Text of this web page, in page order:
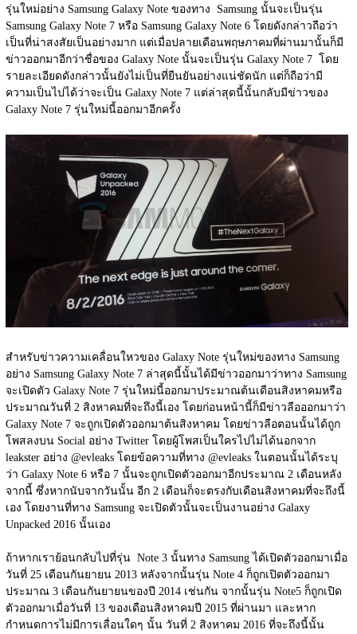
รุ่นใหม่อย่าง Samsung Galaxy Note ของทาง  Samsung นั้นจะเป็นรุ่น
Samsung Galaxy Note 7 หรือ Samsung Galaxy Note 6 โดยดังกล่าวถือว่า
เป็นที่น่าสงสัยเป็นอย่างมาก แต่เมื่อปลายเดือนพฤษภาคมที่ผ่านมานั้นก็มี
ข่าวออกมาอีกว่าชื่อของ Galaxy Note นั้นจะเป็นรุ่น Galaxy Note 7  โดย
รายละเอียดดังกล่าวนั้นยังไม่เป็นที่ยืนยันอย่างแน่ชัดนัก แต่ก็ถือว่ามี
ความเป็นไปได้ว่าจะเป็น Galaxy Note 7 แต่ล่าสุดนี้นั้นกลับมีข่าวของ
Galaxy Note 7 รุ่นใหม่นี้ออกมาอีกครั้ง
สำหรับข่าวความเคลื่อนใหวของ Galaxy Note รุ่นใหม่ของทาง Samsung
อย่าง Samsung Galaxy Note 7 ล่าสุดนี้นั้นได้มีข่าวออกมาว่าทาง Samsung
จะเปิดตัว Galaxy Note 7 รุ่นใหม่นี้ออกมาประมาณต้นเดือนสิงหาคมหรือ
ประมาณวันที่ 2 สิงหาคมที่จะถึงนี้เอง โดยก่อนหน้านี้ก็มีข่าวลือออกมาว่า
Galaxy Note 7 จะถูกเปิดตัวออกมาต้นสิงหาคม โดยข่าวลือตอนนั้นได้ถูก
โพสลงบน Social อย่าง Twitter โดยผู้โพสเป็นใครไปไม่ได้นอกจาก
leakster อย่าง @evleaks โดยข้อความที่ทาง @evleaks ในตอนนั้นได้ระบุ
ว่า Galaxy Note 6 หรือ 7 นั้นจะถูกเปิดตัวออกมาอีกประมาณ 2 เดือนหลัง
จากนี้ ซึ่งหากนับจากวันนั้น อีก 2 เดือนก็จะตรงกับเดือนสิงหาคมที่จะถึงนี้
เอง โดยงานที่ทาง Samsung จะเปิดตัวนั้นจะเป็นงานอย่าง Galaxy
Unpacked 2016 นั้นเอง
ถ้าหากเราย้อนกลับไปที่รุ่น  Note 3 นั้นทาง Samsung ได้เปิดตัวออกมาเมื่อ
วันที่ 25 เดือนกันยายน 2013 หลังจากนั้นรุ่น Note 4 ก็ถูกเปิดตัวออกมา
ประมาณ 3 เดือนกันยายนของปี 2014 เช่นกัน จากนั้นรุ่น Note5 ก็ถูกเปิด
ตัวออกมาเมื่อวันที่ 13 ของเดือนสิงหาคมปี 2015 ที่ผ่านมา และหาก
กำหนดการไม่มีการเลื่อนใดๆ นั้น วันที่ 2 สิงหาคม 2016 ที่จะถึงนี้นั้น